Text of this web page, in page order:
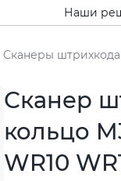
Наши
Сканеры штрихкода
Сканер
кольцо
WR10